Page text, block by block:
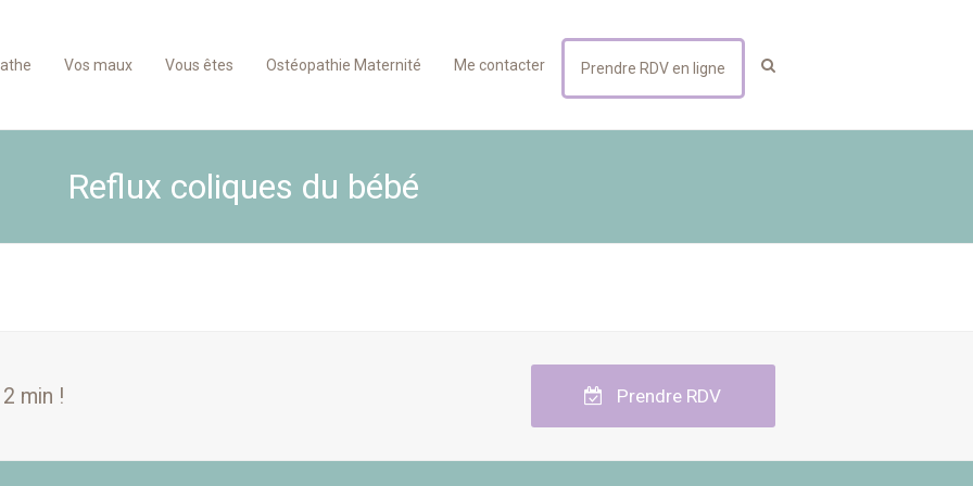
Vos maux Vous êtes Ostéopathie Maternité Me contacter Prendre RDV en ligne
Reflux coliques du bébé
min ! Prendre RDV